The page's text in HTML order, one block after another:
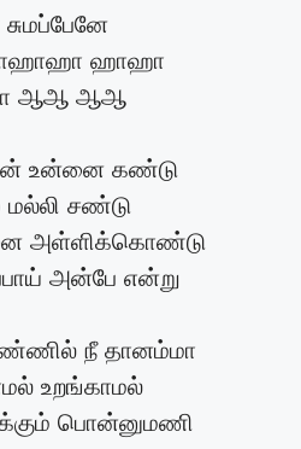
ஹாஹா
ஆஆ ஆஆ
உன்னை கண்டு
மல்லி சண்டு
அள்ளிக்கொண்டு
அன்பே என்று
நீ தானம்மா
உறங்காமல்
பொன்னுமணி